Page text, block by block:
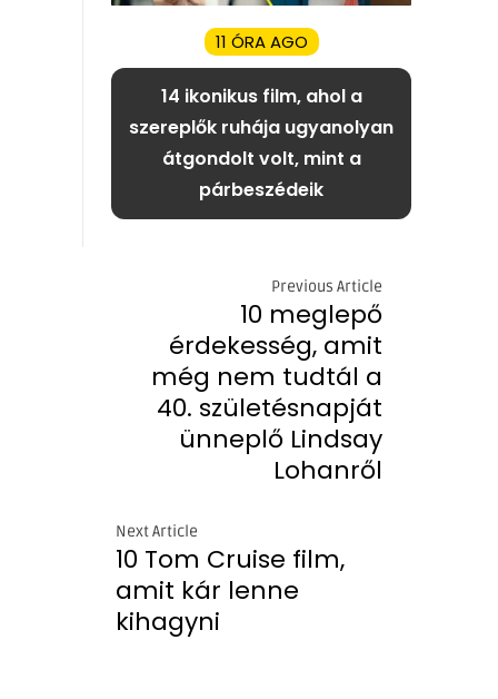
11 ÓRA AGO
14 ikonikus film, ahol a
szereplők ruhája ugyanolyan
átgondolt volt, mint a
párbeszédeik
Previous Article
10 meglepő
érdekesség, amit
még nem tudtál a
40. születésnapját
ünneplő Lindsay
Lohanről
Next Article
10 Tom Cruise film,
amit kár lenne
kihagyni